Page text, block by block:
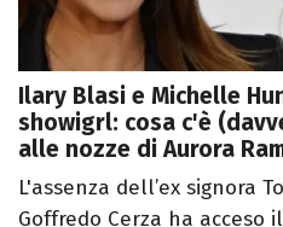
Ilary Blasi e Michelle
showigrl: cosa c'è
alle nozze di Aurora
L'assenza dell’ex signora
Goffredo Cerza ha acceso